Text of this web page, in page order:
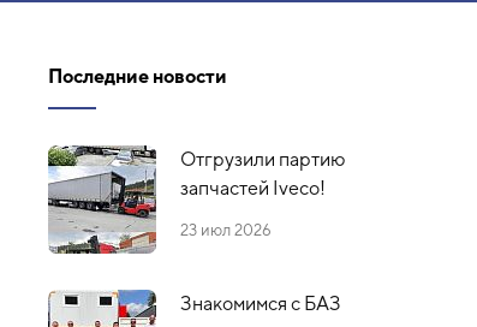
Последние новости
Отгрузили партию
запчастей Iveco!
23 июл 2026
Знакомимся с БАЗ